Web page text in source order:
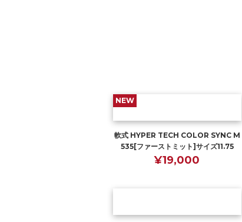
NEW
軟式 HYPER TECH COLOR SYNC M
535[ファーストミット]サイズ11.75
¥19,000